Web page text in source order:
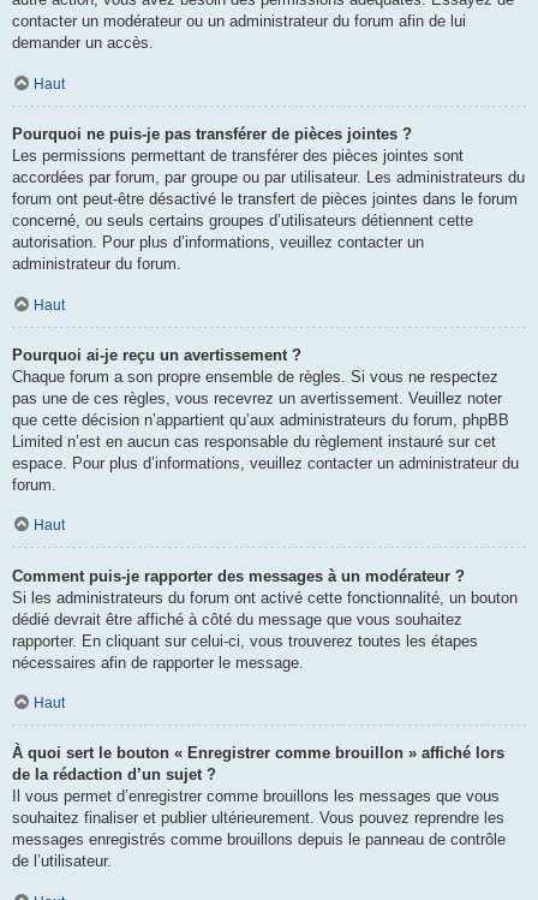
contacter un modérateur ou un administrateur du forum afin de lui
demander un accès.
Haut
Pourquoi ne puis-je pas transférer de pièces jointes ?
Les permissions permettant de transférer des pièces jointes sont
accordées par forum, par groupe ou par utilisateur. Les administrateurs du
forum ont peut-être désactivé le transfert de pièces jointes dans le forum
concerné, ou seuls certains groupes d’utilisateurs détiennent cette
autorisation. Pour plus d’informations, veuillez contacter un
administrateur du forum.
Haut
Pourquoi ai-je reçu un avertissement ?
Chaque forum a son propre ensemble de règles. Si vous ne respectez
pas une de ces règles, vous recevrez un avertissement. Veuillez noter
que cette décision n’appartient qu’aux administrateurs du forum, phpBB
Limited n’est en aucun cas responsable du règlement instauré sur cet
espace. Pour plus d’informations, veuillez contacter un administrateur du
forum.
Haut
Comment puis-je rapporter des messages à un modérateur ?
Si les administrateurs du forum ont activé cette fonctionnalité, un bouton
dédié devrait être affiché à côté du message que vous souhaitez
rapporter. En cliquant sur celui-ci, vous trouverez toutes les étapes
nécessaires afin de rapporter le message.
Haut
À quoi sert le bouton « Enregistrer comme brouillon » affiché lors
de la rédaction d’un sujet ?
Il vous permet d’enregistrer comme brouillons les messages que vous
souhaitez finaliser et publier ultérieurement. Vous pouvez reprendre les
messages enregistrés comme brouillons depuis le panneau de contrôle
de l’utilisateur.